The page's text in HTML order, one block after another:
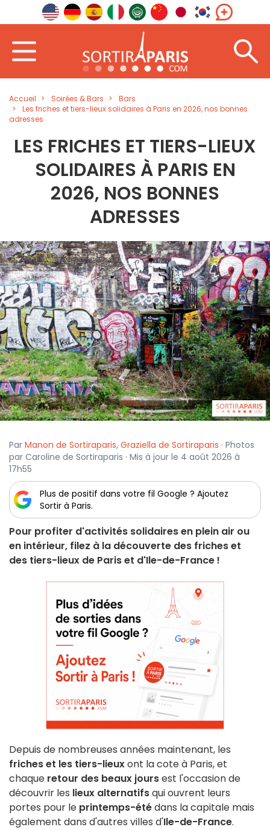
Accueil Soirées & Bars
Bars
Les friches et tiers-lieux solidaires à Paris en 2026, nos bonnes
adresses
LES FRICHES ET TIERS-LIEUX
SOLIDAIRES À PARIS EN
2026, NOS BONNES
ADRESSES
Par Manon de Sortiraparis, Graziella de Sortiraparis · Photos
par Caroline de Sortiraparis · Mis à jour le 4 août 2026 à
17h55
Plus de positif dans votre fil Google ? Ajoutez
Sortir à Paris.
Pour profiter d'activités solidaires en plein air ou
en intérieur, filez à la découverte des friches et
des tiers-lieux de Paris et d'Ile-de-France !
Depuis de nombreuses années maintenant, les
friches et les tiers-lieuxont la cote à Paris, et
chaque retour des beaux joursest l'occasion de
découvrir les lieux alternatifsqui ouvrent leurs
portes pour le printemps-étédans la capitale mais
également dans d'autres villes d'Ile-de-France.